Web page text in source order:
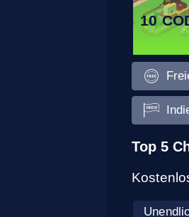
10
Top 5